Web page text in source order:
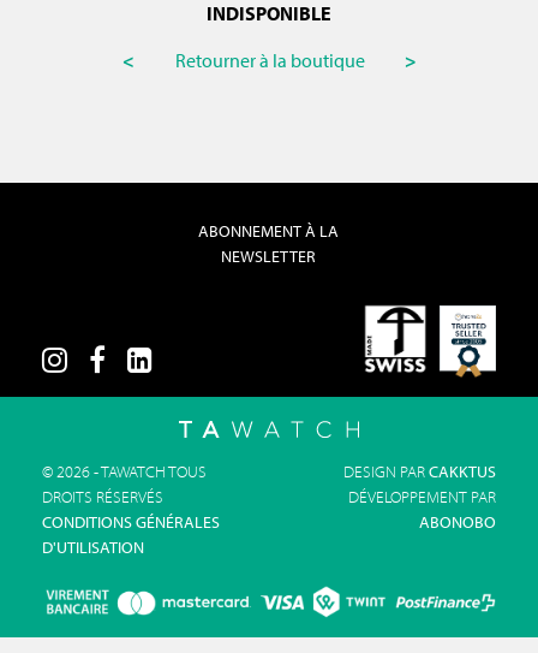
INDISPONIBLE
<
Retourner à la boutique >
ABONNEMENT À LA
NEWSLETTER
© 2026 - TAWATCH TOUS
DROITS RÉSERVÉS
CONDITIONS GÉNÉRALES
D'UTILISATION
DESIGN PARCAKKTUS
DÉVELOPPEMENT PAR
ABONOBO